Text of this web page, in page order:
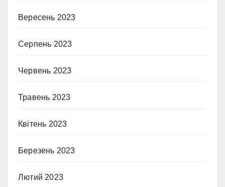
Вересень 2023
Серпень 2023
Червень 2023
Травень 2023
Квітень 2023
Березень 2023
Лютий 2023